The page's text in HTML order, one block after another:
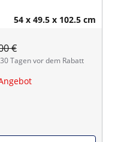
54 x 49.5 x 102.5 cm
€
Tagen vor dem Rabatt